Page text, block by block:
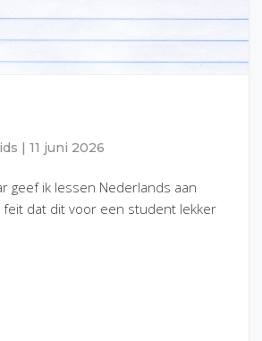
11 juni 2026
geef ik lessen Nederlands aan
feit dat dit voor een student lekker